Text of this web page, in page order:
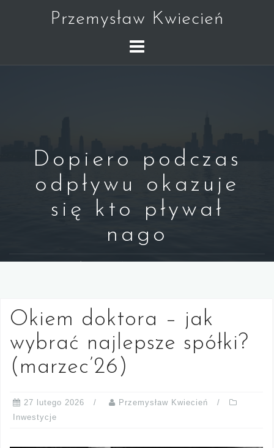
Przemysław Kwiecień
Dopiero podczas
odpływu okazuje
się kto pływał
nago
Okiem doktora – jak
wybrać najlepsze spółki?
(marzec’26)
27 lutego 2026
Przemysław Kwiecień
Inwestycje